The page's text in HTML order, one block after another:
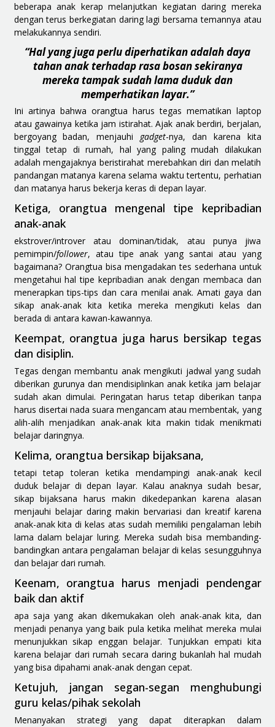
beberapa anak kerap melanjutkan kegiatan daring mereka
dengan terus berkegiatan daring lagi bersama temannya atau
melakukannya sendiri.
“Hal yang juga perlu diperhatikan adalah daya
tahan anak terhadap rasa bosan sekiranya
mereka tampak sudah lama duduk dan
memperhatikan layar.”
Ini artinya bahwa orangtua harus tegas mematikan laptop
atau gawainya ketika jam istirahat. Ajak anak berdiri, berjalan,
bergoyang badan, menjauhi gadget-nya, dan karena kita
tinggal tetap di rumah, hal yang paling mudah dilakukan
adalah mengajaknya beristirahat merebahkan diri dan melatih
pandangan matanya karena selama waktu tertentu, perhatian
dan matanya harus bekerja keras di depan layar.
Ketiga, orangtua mengenal tipe kepribadian
anak-anak
ekstrover/introver atau dominan/tidak, atau punya jiwa
pemimpin/follower, atau tipe anak yang santai atau yang
bagaimana? Orangtua bisa mengadakan tes sederhana untuk
mengetahui hal tipe kepribadian anak dengan membaca dan
menerapkan tips-tips dan cara menilai anak. Amati gaya dan
sikap anak-anak kita ketika mereka mengikuti kelas dan
berada di antara kawan-kawannya.
Keempat, orangtua juga harus bersikap tegas
dan disiplin.
Tegas dengan membantu anak mengikuti jadwal yang sudah
diberikan gurunya dan mendisiplinkan anak ketika jam belajar
sudah akan dimulai. Peringatan harus tetap diberikan tanpa
harus disertai nada suara mengancam atau membentak, yang
alih-alih menjadikan anak-anak kita makin tidak menikmati
belajar daringnya.
Kelima, orangtua bersikap bijaksana,
tetapi tetap toleran ketika mendampingi anak-anak kecil
duduk belajar di depan layar. Kalau anaknya sudah besar,
sikap bijaksana harus makin dikedepankan karena alasan
menjauhi belajar daring makin bervariasi dan kreatif karena
anak-anak kita di kelas atas sudah memiliki pengalaman lebih
lama dalam belajar luring. Mereka sudah bisa membanding-
bandingkan antara pengalaman belajar di kelas sesungguhnya
dan belajar dari rumah.
Keenam, orangtua harus menjadi pendengar
baik dan aktif
apa saja yang akan dikemukakan oleh anak-anak kita, dan
menjadi penanya yang baik pula ketika melihat mereka mulai
menunjukkan sikap enggan belajar. Tunjukkan empati kita
karena belajar dari rumah secara daring bukanlah hal mudah
yang bisa dipahami anak-anak dengan cepat.
Ketujuh, jangan segan-segan menghubungi
guru kelas/pihak sekolah
Menanyakan strategi yang dapat diterapkan dalam